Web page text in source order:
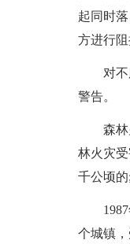
起同时
方进行
对
警告。
森
林火灾
千公顷
个城镇，